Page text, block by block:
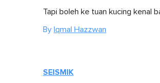
Tapi boleh ke tuan kucing kenal
By Iqmal Hazzwan
SEISMIK